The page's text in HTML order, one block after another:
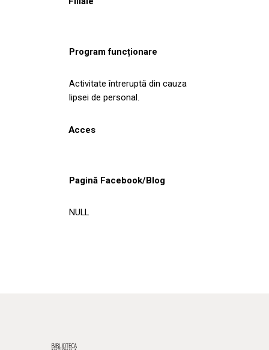
Program funcționare
Activitate întreruptă din cauza
lipsei de personal.
Acces
Pagină Facebook/Blog
NULL